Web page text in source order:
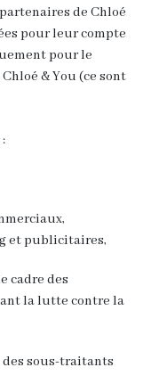
de Chloé
pour leur compte
pour le
& You (ce sont
et publicitaires,
cadre des
la lutte contre la
des sous-traitants